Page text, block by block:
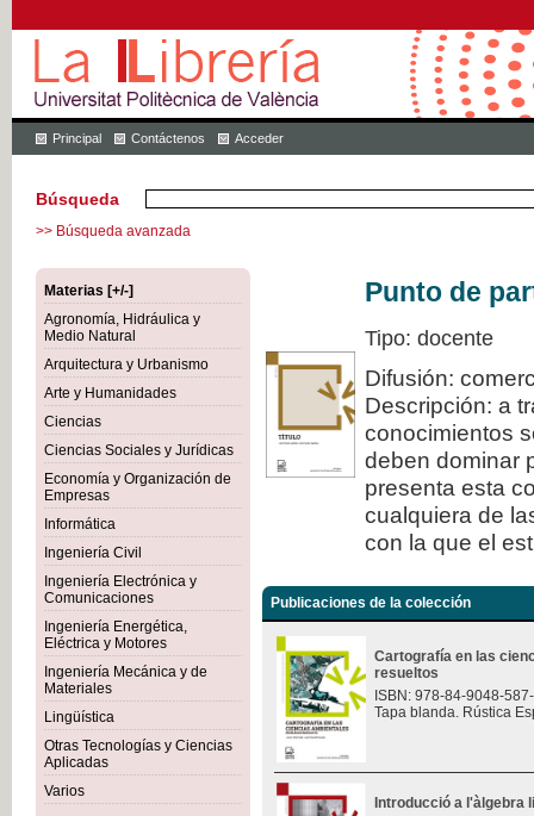
Principal Contáctenos Acceder
Búsqueda
>> Búsqueda avanzada
Materias [+/-]
Agronomía, Hidráulica y
Medio Natural
Arquitectura y Urbanismo
Arte y Humanidades
Ciencias
Ciencias Sociales y Jurídicas
Economía y Organización de
Empresas
Informática
Ingeniería Civil
Ingeniería Electrónica y
Comunicaciones
Ingeniería Energética,
Eléctrica y Motores
Ingeniería Mecánica y de
Materiales
Lingüística
Otras Tecnologías y Ciencias
Aplicadas
Varios
Punto de
Tipo: docente
Difusión:
Descripción: a
conocimientos
deben dominar
presenta esta
cualquiera de
con la que el
Publicaciones de la colección
Cartografía en las
resueltos
ISBN: 978-84-9048-
Tapa blanda. Rústica
Introducció a l'àlgebra